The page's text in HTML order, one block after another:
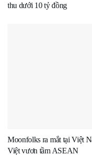
thu dưới 10 tỷ đồng
Moonfolks ra mắt tại Việt
Việt vươn tầm ASEAN